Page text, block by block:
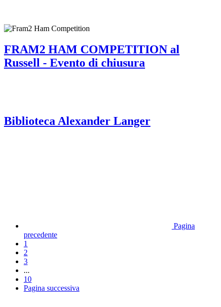
FRAM2 HAM COMPETITION al
Russell - Evento di chiusura
Biblioteca Alexander Langer
Pagina
precedente
1
2
3
...
10
Pagina successiva